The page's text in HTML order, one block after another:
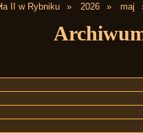
II w Rybniku 2026 maj